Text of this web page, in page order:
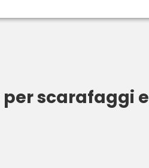
scarafaggi e